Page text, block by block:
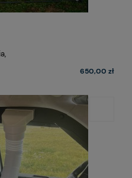
650,00 zł